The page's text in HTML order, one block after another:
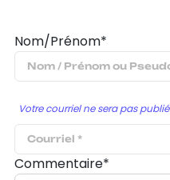
Nom/Prénom*
Votre courriel ne sera pas publié
Commentaire*